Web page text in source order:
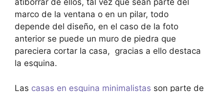
atiborrar de ellos, tal vez que sean parte del
marco de la ventana o en un pilar, todo
depende del diseño, en el caso de la foto
anterior se puede un muro de piedra que
pareciera cortar la casa, gracias a ello destaca
la esquina.
Las casas en esquina minimalistas son parte de